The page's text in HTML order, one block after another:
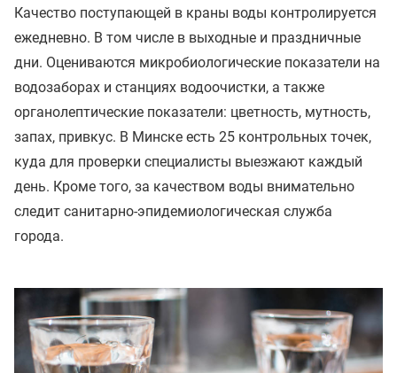
Качество поступающей в краны воды контролируется
ежедневно. В том числе в выходные и праздничные
дни. Оцениваются микробиологические показатели на
водозаборах и станциях водоочистки, а также
органолептические показатели: цветность, мутность,
запах, привкус. В Минске есть 25 контрольных точек,
куда для проверки специалисты выезжают каждый
день. Кроме того, за качеством воды внимательно
следит санитарно-эпидемиологическая служба
города.